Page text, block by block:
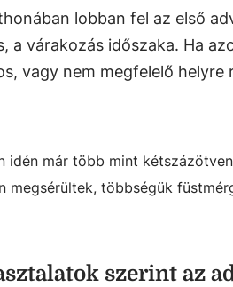
lobban fel az első
a várakozás időszaka. Ha
vagy nem megfelelő
idén már több mint
megsérültek, többségük
szerint az